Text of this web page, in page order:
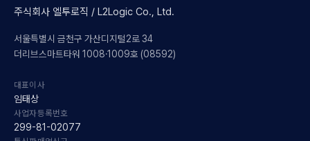
주식회사 엘투로직 / L2Logic Co., Ltd.
서울특별시 금천구 가산디지털2로 34
더리브스마트타워 1008·1009호 (08592)
대표이사
임태상
사업자등록번호
299-81-02077